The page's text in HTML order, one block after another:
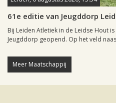
61e editie van Jeugddorp
Bij Leiden Atletiek in de Leidse Hout
Jeugddorp geopend. Op het veld
Meer Maatschappij